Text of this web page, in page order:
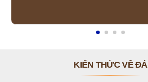
KIẾN THỨC VỀ ĐÁ